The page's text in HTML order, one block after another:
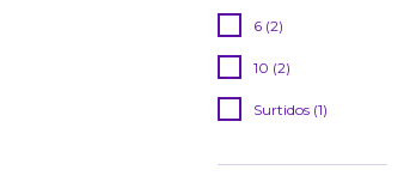
6 (2)
10 (2)
Surtidos (1)